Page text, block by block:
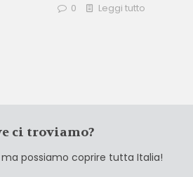
0 Leggi tutto
ci troviamo?
possiamo coprire tutta Italia!